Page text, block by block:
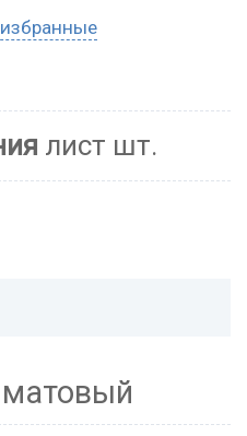
лист шт.
матовый